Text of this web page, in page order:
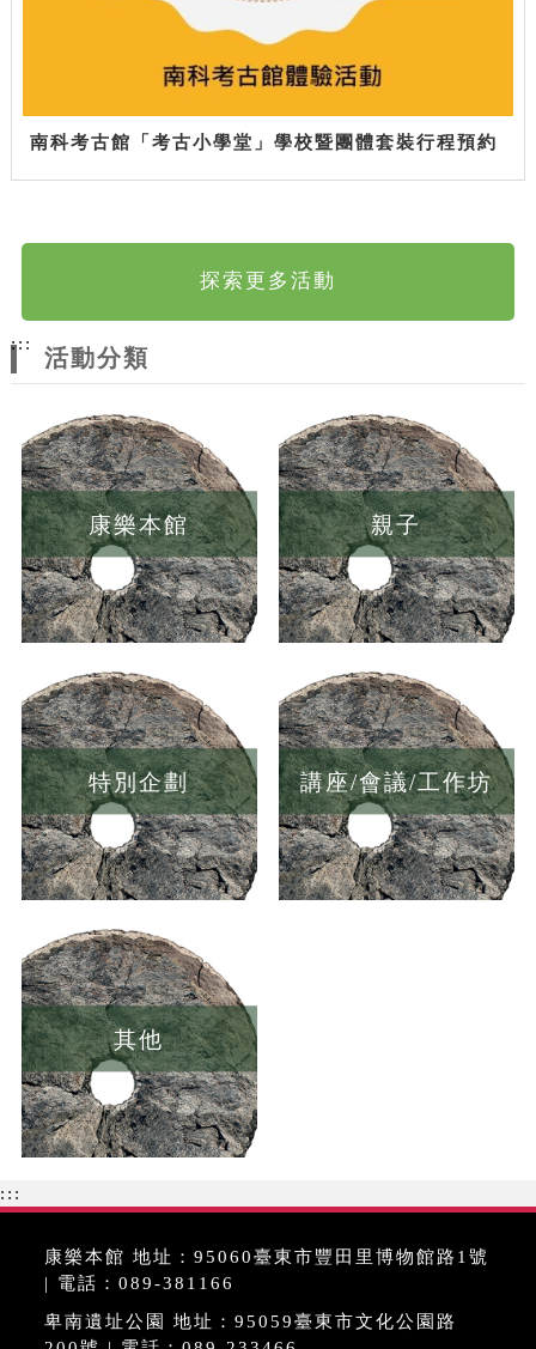
南科考古館「考古小學堂」學校暨團體套裝行程預約
探索更多活動
:::
活動分類
康樂本館 親子
特別企劃 講座/會議/工作坊
其他
:::
康樂本館 地址：95060臺東市豐田里博物館路1號
| 電話：089-381166
卑南遺址公園 地址：95059臺東市文化公園路